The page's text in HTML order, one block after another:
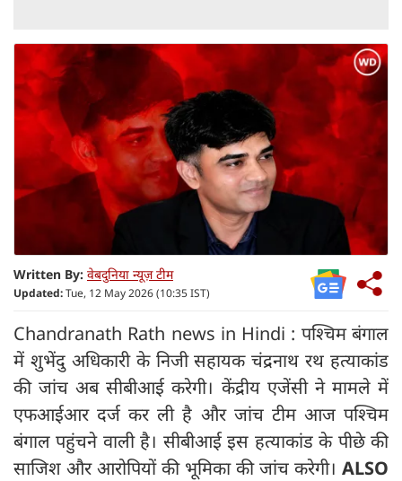
Written By: वेबदुनिया न्यूज़ टीम
Updated:Tue, 12 May 2026 (10:35 IST)
Chandranath Rath news in Hindi : पश्चिम बंगाल
में शुभेंदु अधिकारी के निजी सहायक चंद्रनाथ रथ हत्याकांड
की जांच अब सीबीआई करेगी। केंद्रीय एजेंसी ने मामले में
एफआईआर दर्ज कर ली है और जांच टीम आज पश्चिम
बंगाल पहुंचने वाली है। सीबीआई इस हत्याकांड के पीछे की
साजिश और आरोपियों की भूमिका की जांच करेगी। ALSO